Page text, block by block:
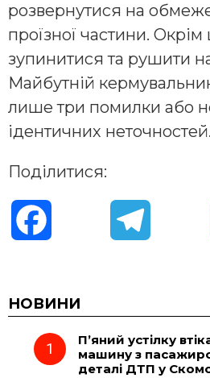
розвернутися на
проїзної частини. Окрім
зупинитися та рушити
Майбутній
лише три помилки або
ідентичних неточностей.
Поділитися:
c
e e
НОВИНИ
П’яний устілку
машину з
деталі ДТП у